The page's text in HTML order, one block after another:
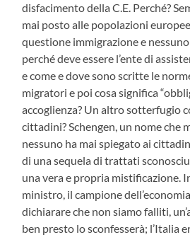
disfacimento della C.E. Perché?
mai posto alle popolazioni
questione immigrazione e
perché deve essere l’ente di
e come e dove sono scritte le
migratori e poi cosa significa
accoglienza? Un altro sotterfugio
cittadini? Schengen, un nome che
nessuno ha mai spiegato ai
di una sequela di trattati
una vera e propria mistificazione.
ministro, il campione
dichiarare che non siamo falliti,
ben presto lo sconfesserà; l’Italia